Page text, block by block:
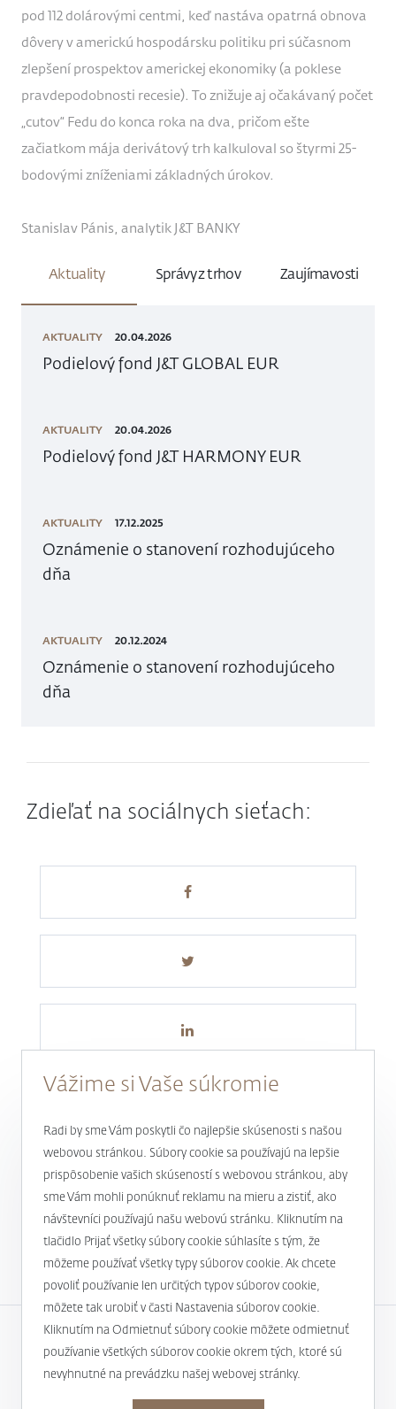
pod 112 dolárovými centmi, keď nastáva opatrná obnova
dôvery v americkú hospodársku politiku pri súčasnom
zlepšení prospektov americkej ekonomiky (a poklese
pravdepodobnosti recesie). To znižuje aj očakávaný počet
„cutov“ Fedu do konca roka na dva, pričom ešte
začiatkom mája derivátový trh kalkuloval so štyrmi 25-
bodovými zníženiami základných úrokov.
Stanislav Pánis, analytik J&T BANKY
Aktuality Správy z trhov Zaujímavosti
AKTUALITY 20.04.2026
Podielový fond J&T GLOBAL EUR
AKTUALITY 20.04.2026
Podielový fond J&T HARMONY EUR
AKTUALITY 17.12.2025
Oznámenie o stanovení rozhodujúceho
dňa
AKTUALITY 20.12.2024
Oznámenie o stanovení rozhodujúceho
dňa
Zdieľať na sociálnych sieťach:
Novinky a aktuality
1
Vážime si Vaše súkromie
Radi by sme Vám poskytli čo najlepšie skúsenosti s našou
webovou stránkou. Súbory cookie sa používajú na lepšie
prispôsobenie vašich skúseností s webovou stránkou, aby
sme Vám mohli ponúknuť reklamu na mieru a zistiť, ako
návštevníci používajú našu webovú stránku. Kliknutím na
tlačidlo Prijať všetky súbory cookie súhlasíte s tým, že
môžeme používať všetky typy súborov cookie. Ak chcete
povoliť používanie len určitých typov súborov cookie,
môžete tak urobiť v časti Nastavenia súborov cookie.
Kliknutím na Odmietnuť súbory cookie môžete odmietnuť
používanie všetkých súborov cookie okrem tých, ktoré sú
nevyhnutné na prevádzku našej webovej stránky.